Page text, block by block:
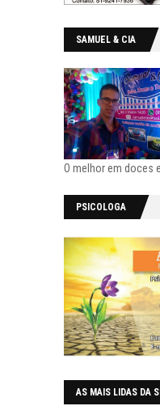
SAMUEL & CIA
O melhor em doces
PSICOLOGA
AS MAIS LIDAS DA